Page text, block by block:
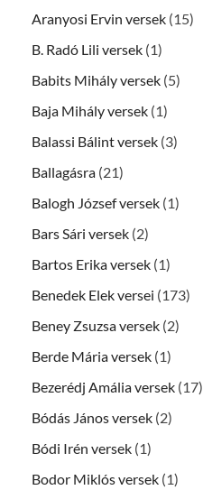
Aranyosi Ervin versek (15)
B. Radó Lili versek (1)
Babits Mihály versek (5)
Baja Mihály versek (1)
Balassi Bálint versek (3)
Ballagásra (21)
Balogh József versek (1)
Bars Sári versek (2)
Bartos Erika versek (1)
Benedek Elek versei (173)
Beney Zsuzsa versek (2)
Berde Mária versek (1)
Bezerédj Amália versek (17)
Bódás János versek (2)
Bódi Irén versek (1)
Bodor Miklós versek (1)